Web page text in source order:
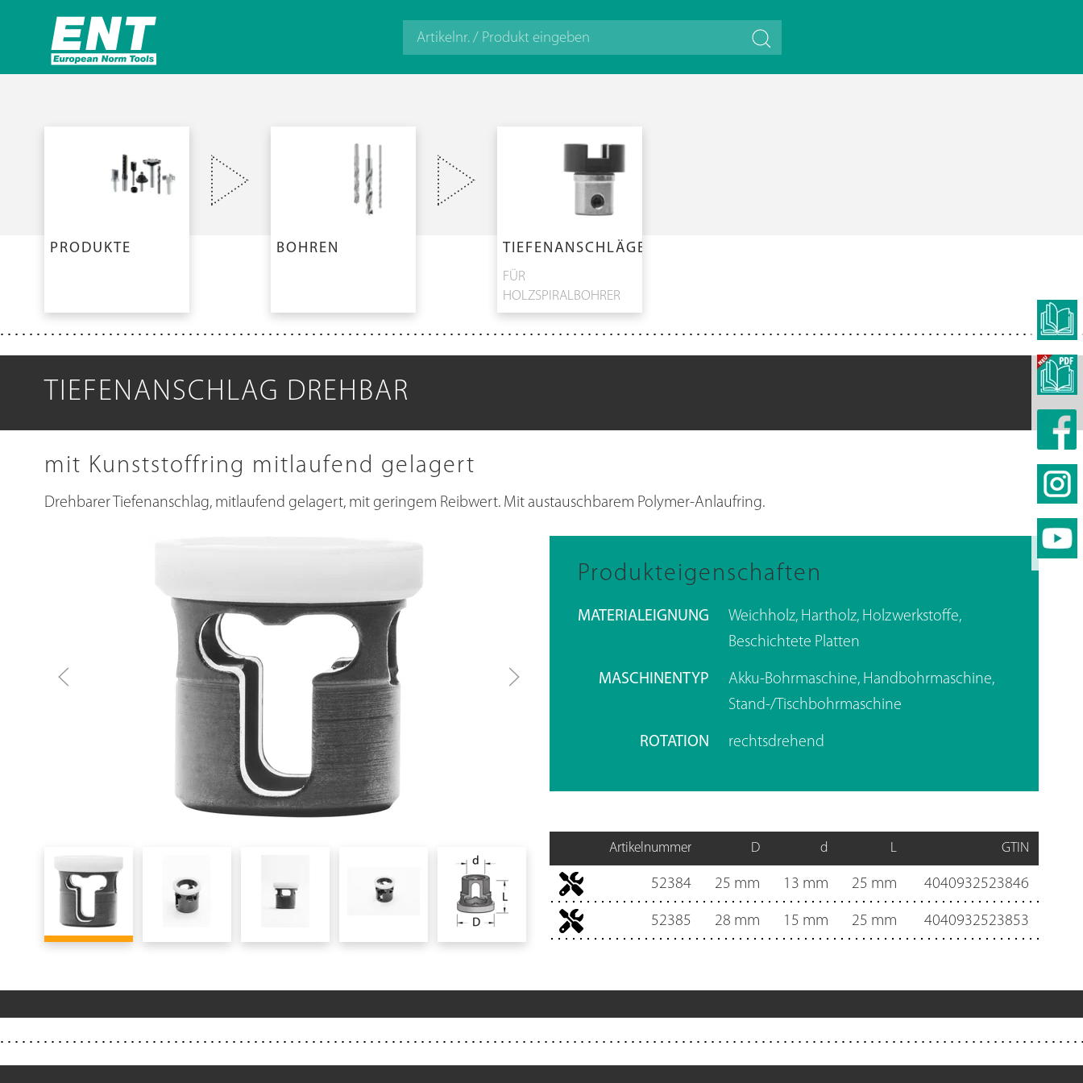
PRODUKTE BOHREN TIEFENANSCHLÄGE
FÜR
HOLZSPIRALBOHRER
TIEFENANSCHLAG DREHBAR
mit Kunststoffring mitlaufend gelagert
Drehbarer Tiefenanschlag, mitlaufend gelagert, mit geringem Reibwert. Mit austauschbarem Polymer-Anlaufring.
Produkteigenschaften
MATERIALEIGNUNG
Weichholz, Hartholz, Holzwerkstoffe,
Beschichtete Platten
MASCHINENTYP
Akku-Bohrmaschine, Handbohrmaschine,
Stand-/Tischbohrmaschine
ROTATION rechtsdrehend
Artikelnummer D d L GTIN
52384 25 mm 13 mm 25 mm 4040932523846
52385 28 mm 15 mm 25 mm 4040932523853